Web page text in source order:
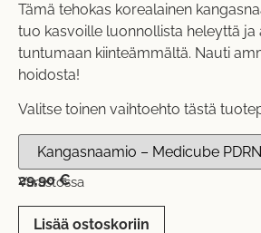
Tämä tehokas korealainen
tuo kasvoille luonnollista heleyttä ja
tuntumaan kiinteämmältä. Nauti
hoidosta!
Valitse toinen vaihtoehto tästä
29,90€
Varastossa
Lisää ostoskoriin